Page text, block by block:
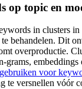
op topic en
in clusters
behandelen. Dit
overproductie.
grams, embeddings
voor
te versnellen vóór